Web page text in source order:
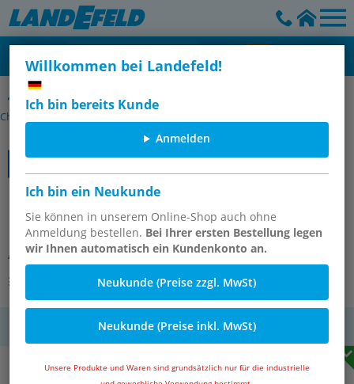
Willkommen bei Landefeld!
Ich bin bereits Kunde
Anmelden
Ich bin ein Neukunde
Sie können in unserem Online-Shop auch ohne
Anmeldung bestellen. Bei Ihrer ersten Bestellung legen
wir Ihnen automatisch ein Kundenkonto an.
Neukunde (Preise zzgl. MwSt)
Neukunde (Preise inkl. MwSt)
Unsere Produkte und Waren sind grundsätzlich nur für die industrielle
Bimetallthermometer senkrecht ohne Schutzrohr -
Chemieausführung, Klasse 1,0
Bimetallthermometer, senkrecht
D63/0 bis +60°C/160mm
Artikelnummer: TS 6063160 ES
Andere Varianten des Artikels